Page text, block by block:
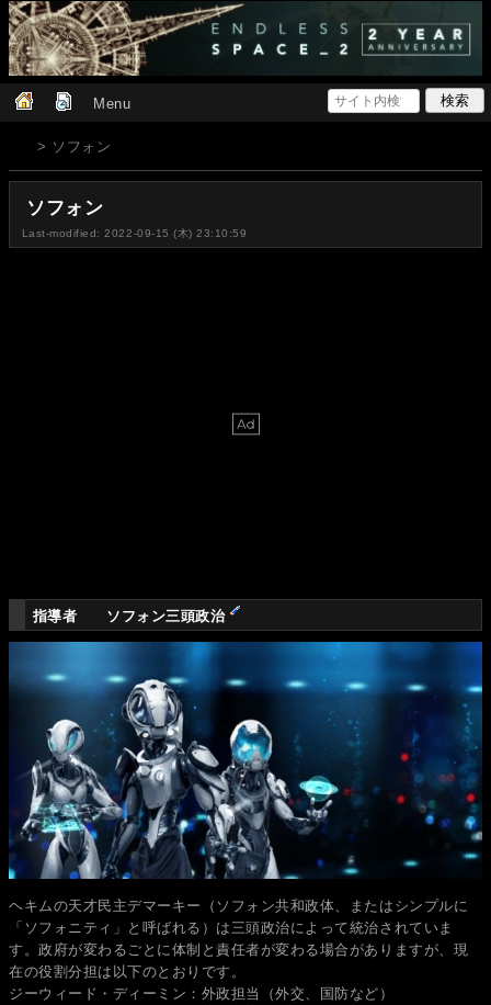
Menu
> ソフォン
ソフォン
Last-modified: 2022-09-15 (木) 23:10:59
指導者 ソフォン三頭政治
ヘキムの天才民主デマーキー（ソフォン共和政体、またはシンプルに
「ソフォニティ」と呼ばれる）は三頭政治によって統治されていま
す。政府が変わるごとに体制と責任者が変わる場合がありますが、現
在の役割分担は以下のとおりです。
ジーウィード・ディーミン：外政担当（外交、国防など）